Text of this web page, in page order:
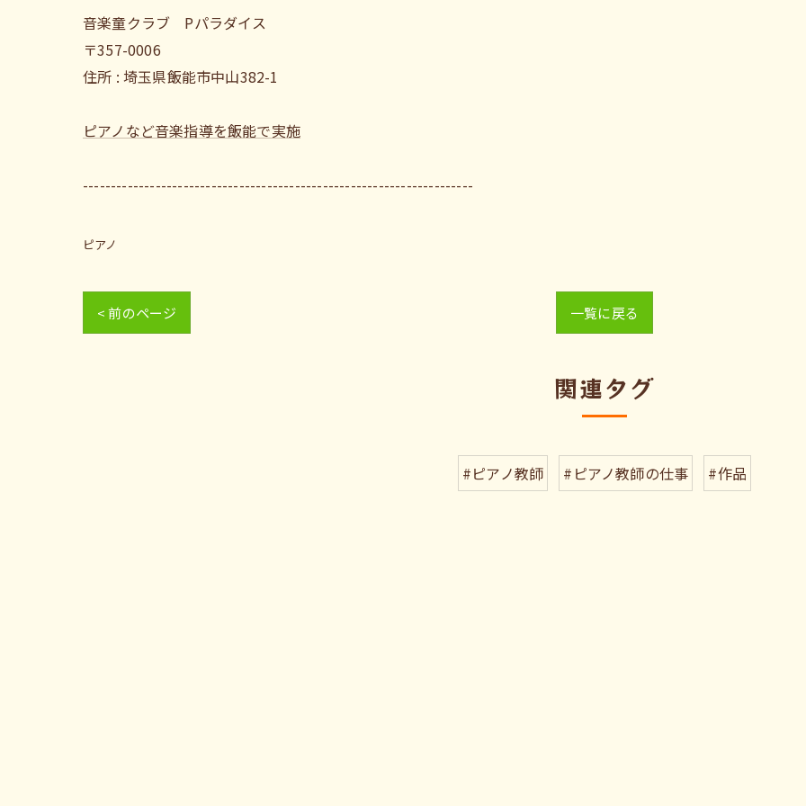
音楽童クラブ Pパラダイス
〒357-0006
住所 : 埼玉県飯能市中山382-1
ピアノなど音楽指導を飯能で実施
----------------------------------------------------------------------
ピアノ
< 前のページ 一覧に戻る
関連タグ
#ピアノ教師 #ピアノ教師の仕事 #作品